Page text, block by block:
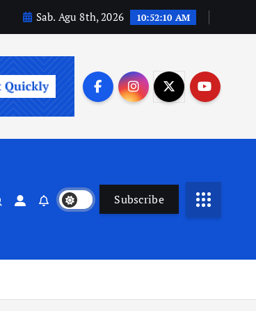
Sab. Agu 8th, 2026 10:52:11 AM
Subscribe